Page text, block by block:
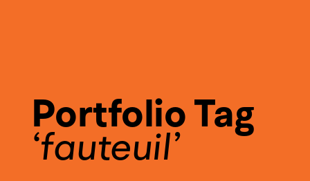
Portfolio Tag
fauteuil